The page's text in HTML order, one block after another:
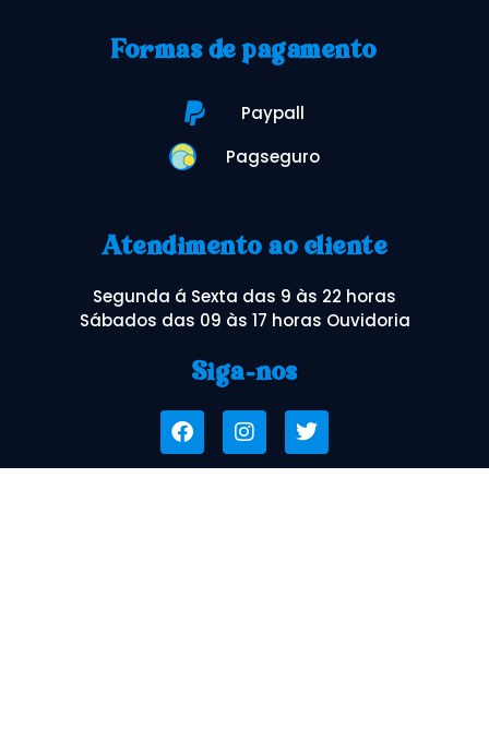
Formas de pagamento
Paypall
Pagseguro
Atendimento ao cliente
Segunda á Sexta das 9 às 22 horas
Sábados das 09 às 17 horas Ouvidoria
Siga-nos